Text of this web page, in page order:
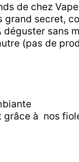
de chez
secret,
sans
(pas de
à nos